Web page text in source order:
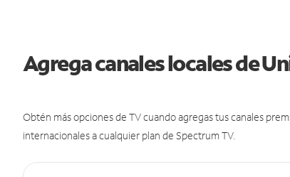
Agrega canales locales de
Obtén más opciones de TV cuando agregas tus canales
internacionales a cualquier plan de Spectrum TV.